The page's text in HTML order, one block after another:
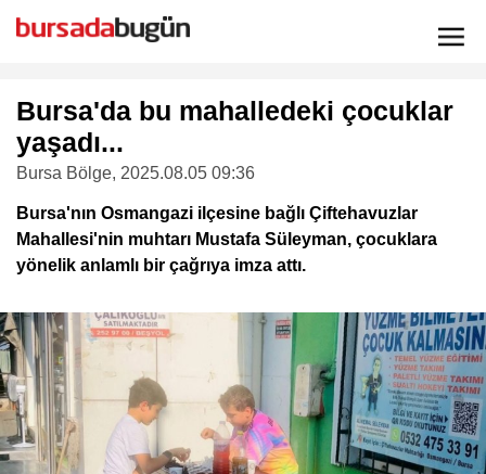
Bursa'da bu mahalledeki çocuklar
yaşadı...
Bursa Bölge, 2025.08.05 09:36
Bursa'nın Osmangazi ilçesine bağlı Çiftehavuzlar
Mahallesi'nin muhtarı Mustafa Süleyman, çocuklara
yönelik anlamlı bir çağrıya imza attı.